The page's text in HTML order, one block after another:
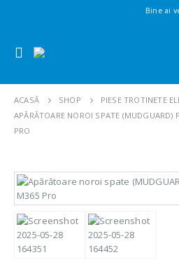
Bine ai
ACASĂ SHOP
PIESE TROTINETE
APĂRĂTOARE NOROI SPATE
PRO